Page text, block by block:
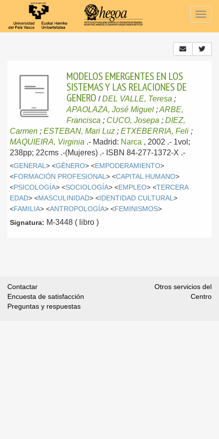
MODELOS EMERGENTES EN LOS
SISTEMAS Y LAS RELACIONES DE
GENERO /DEL VALLE, Teresa ;
APAOLAZA, José Miguel ;ARBE,
Francisca ; CUCO, Josepa ; DIEZ,
Carmen ; ESTEBAN, Mari Luz ; ETXEBERRIA, Feli ;
MAQUIEIRA, Virginia .- Madrid: Narca , 2002 .- 1vol;
238pp; 22cms .-(Mujeres) .- ISBN 84-277-1372-X .-
<GENERAL > <GÉNERO> <EMPODERAMIENTO>
<FORMACIÓN PROFESIONAL > <CAPITAL HUMANO>
<PSICOLOGÍA> <SOCIOLOGÍA> <EMPLEO> <TERCERA
EDAD> <MASCULINIDAD> <IDENTIDAD CULTURAL >
<FAMILIA> <ANTROPOLOGÍA> <FEMINISMOS>
Signatura: M-3448 ( libro )
Contactar
Encuesta de satisfacción
Preguntas y respuestas
Otros servicios del
Centro